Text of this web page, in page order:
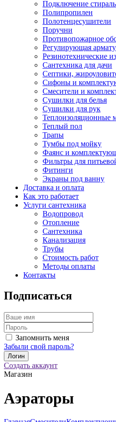
Подключение
Полипропилен
Полотенцесушители
Поручни
Противопожарное
Регулирующая
Резинотехнические
Сантехника для дачи
Септики,
Сифоны и
Смесители и
Сушилки для белья
Сушилки для рук
Теплоизоляционные
Теплый пол
Трапы
Тумбы под мойку
Фаянс и
Фильтры для
Фитинги
Экраны под ванну
Доставка и оплата
Как это работает
Услуги сантехника
Водопровод
Отопление
Сантехника
Канализация
Трубы
Стоимость работ
Методы оплаты
Контакты
Подписаться
Запомнить меня
Забыли свой пароль?
Создать аккаунт
Магазин
Аэраторы